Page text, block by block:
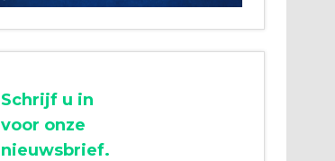
Schrijf u in
voor onze
nieuwsbrief.